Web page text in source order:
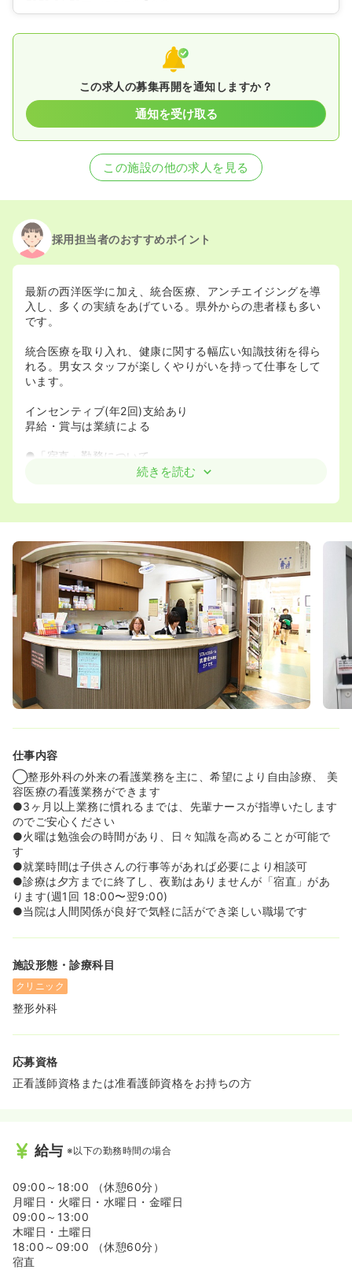
この求人の募集再開を通知しますか？
通知を受け取る
この施設の他の求人を見る
採用担当者のおすすめポイント
最新の西洋医学に加え、統合医療、アンチエイジングを導
入し、多くの実績をあげている。県外からの患者様も多い
です。
統合医療を取り入れ、健康に関する幅広い知識技術を得ら
れる。男女スタッフが楽しくやりがいを持って仕事をして
います。
インセンティブ(年2回)支給あり
昇給・賞与は業績による
●「宿直」勤務について
当院は「断続的な宿直勤務」の許可を受けております。
れ、業務としては電話・文書の対応、緊急時の関係者への
●永年勤続手当、医療費補助制度、退職金制度、住居手
当、育児手当、母子手当等があり福利厚生が充実していま
す
●当院の自由診療、高額な美容医療もスタッフ価格で利用
できます
●院内の様子はHP、SNSをご参照ください
続きを読む
仕事内容
◯整形外科の外来の看護業務を主に、希望により自由診療、 美
容医療の看護業務ができます
●3ヶ月以上業務に慣れるまでは、先輩ナースが指導いたします
のでご安心ください
●火曜は勉強会の時間があり、日々知識を高めることが可能で
す
●就業時間は子供さんの行事等があれば必要により相談可
●診療は夕方までに終了し、夜勤はありませんが「宿直」があ
ります(週1回 18:00〜翌9:00)
●当院は人間関係が良好で気軽に話ができ楽しい職場です
施設形態・診療科目
クリニック
整形外科
応募資格
正看護師資格または准看護師資格をお持ちの方
給与 ※以下の勤務時間の場合
09:00～18:00 （休憩60分）
月曜日・火曜日・水曜日・金曜日
09:00～13:00
木曜日・土曜日
18:00～09:00 （休憩60分）
宿直